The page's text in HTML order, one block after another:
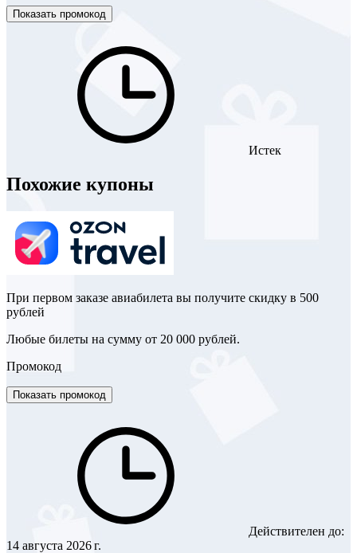
Показать промокод
Истек
Похожие купоны
При первом заказе авиабилета вы получите скидку в 500
рублей
Любые билеты на сумму от 20 000 рублей.
Промокод
Показать промокод
Действителен до:
14 августа 2026 г.